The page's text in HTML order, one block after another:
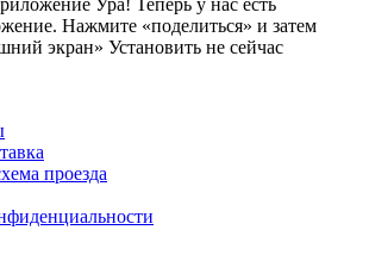
Ура! Теперь у нас есть
Нажмите «поделиться» и затем
экран» Установить не сейчас
проезда